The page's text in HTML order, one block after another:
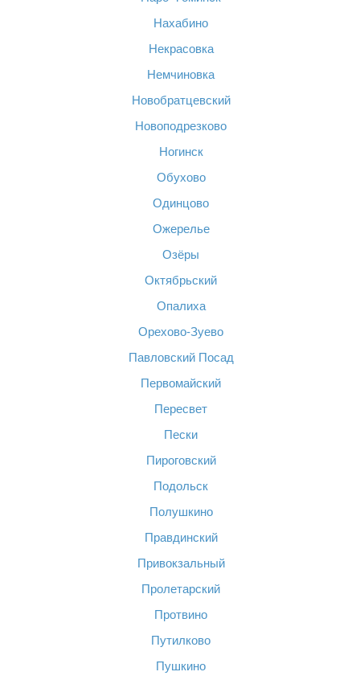
Нахабино
Некрасовка
Немчиновка
Новобратцевский
Новоподрезково
Ногинск
Обухово
Одинцово
Ожерелье
Озёры
Октябрьский
Опалиха
Орехово-Зуево
Павловский Посад
Первомайский
Пересвет
Пески
Пироговский
Подольск
Полушкино
Правдинский
Привокзальный
Пролетарский
Протвино
Путилково
Пушкино